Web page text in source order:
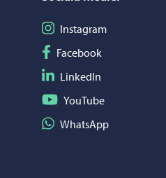
Följ på Instagram
Instagram
Följ på Facebook
Facebook
Följ på LinkedIn
LinkedIn
Följ på YouTube
YouTube
Dela på WhatsApp
WhatsApp